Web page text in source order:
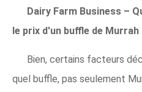
Dairy Farm Business –
le prix d'un buffle de Murrah
Bien, certains facteurs
quel buffle, pas seulement